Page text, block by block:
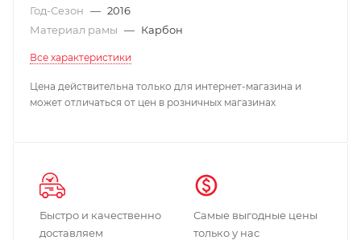
Год-Сезон — 2016
Материал рамы — Карбон
Все характеристики
Цена действительна только для интернет-магазина и
может отличаться от цен в розничных магазинах
Быстро и качественно
доставляем
Самые выгодные цены
только у нас